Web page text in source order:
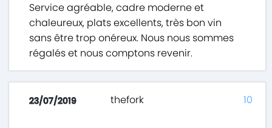
Service agréable, cadre moderne et
chaleureux, plats excellents, très bon vin
sans être trop onéreux. Nous nous sommes
régalés et nous comptons revenir.
23/07/2019 thefork 10